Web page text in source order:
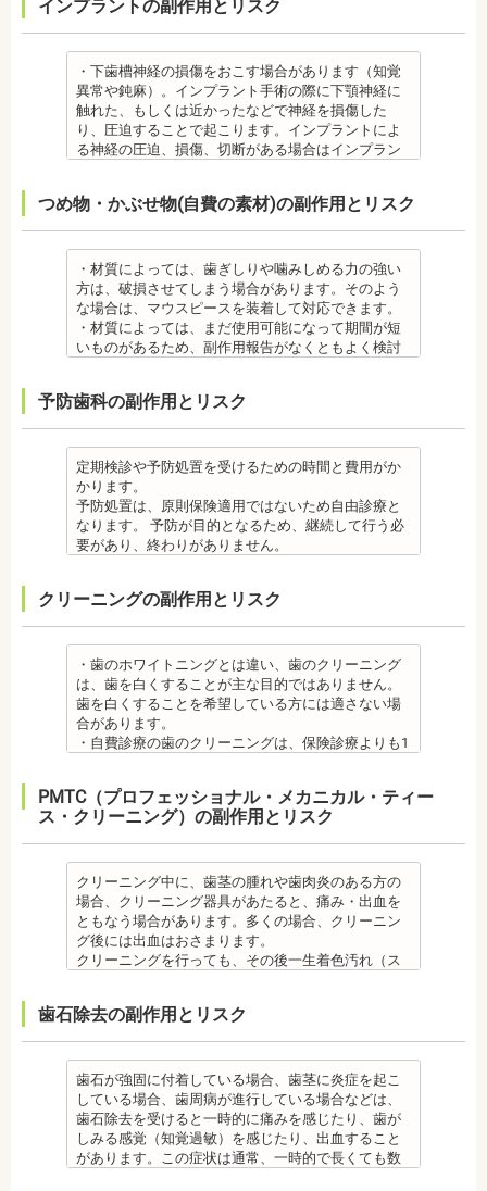
もあるため、心が起こることもあります。臓や血圧
は、頬を噛んだり、熱いものを飲んだりしてもわか
らないため、口腔内を傷つけるリスクがあります。
さらに、麻酔によって悪心、嘔吐、アレルギー反応
虫歯・歯周病 ・矯正治療中、矯正装置の周りなど、
ブラッシング（歯磨き）しにくい部分ができるた
め、虫歯や歯周炎のリスクが高くなります。
を歯科医師より受けて 、毎日丁寧なブラッシング、
のケアをすることも役立ちます。
・矯正中に虫歯が悪化した場合は、矯正終了後に虫
歯の治療をする、もしくは、矯正中に器具を一度外
して治療を行う必要が生じることがあります。
・基本的に、矯正中には虫歯や歯周病の治療が行え
ません。そのため矯正前にこれらの治療を終わらせ
合は、一般的な歯科医院で、事前に虫歯、歯周病の
治療を行う必要があることもあります。
す。その程度に個人差があります。
・矯正終了して数か月から数年経過すると噛み合わ
せが悪くなる可能性があります。噛み合わせが悪く
なると、咀嚼障害の場合は、噛み合わせの治療を行
います、頭痛、肩こりを招く事があります。また、
開かない、食事を噛むときに痛みが出る顎関節症を
発症する場合があります。
他にも自律神経失調症になることもあります。噛み
合わせが原因。
その他
・個人差がありますが子供にとって大きなストレス
になる場合があります。装置装着後もしっかりと状
況を聞いて話し合ってください。
・矯正中、頭痛、首や肩のこり、強い倦怠感、吐き
の場合は、鎮痛剤、吐き気止め等、歯科医師の指示
のもと服用してください。
・治療の経過と治療後の見た目に個人差が大きくあ
らわれる治療です。また、歯科医師との見解の相違
も起こりえます。歯科医師とよくご相談ください。
・矯正力が強すぎると、歯の根が短くなる「歯根吸
収」が起こるリスクが高くなります。
・歯や骨の状態、歯の動きを妨げる癖があった場
合、虫歯や歯周病の発生など、治療計画よりも治療
期間が長くなる場合があります。
あります。特に切歯（せっし：上下前歯各4本）、歯
の凸凹が大きい患者様の場合、発症する事がありま
す。
・顎の成長に合わせて歯並びを治していくため、一
時的に歯並びが悪い状態になることもあります。
・大人になってから再度矯正が必要になることがあ
ります。
・定期的な通院などにご協力いただけない場合、治
療の結果に差が出る場合があります。
科医師に相談しましょう。
いるため、金属アレルギーのある方、不安がある方
は、皮膚科で行われているパッチテストをうけて、
アレルギー材料を特定し、歯科医師に伝えてくださ
い。矯正装置を装着したあとに、皮膚や口腔の粘膜
にアレルギー症状が起きた場合は、速やかに歯科医
師の指示を仰いでください。
・矯正をしたい箇所に十分なスペースがない場合
・抜歯する場合は麻酔注射を行います。麻酔の中に
は、成分に心拍数、血圧を上げる作用があるものも
あるため、心臓や血圧に問題がある方が使用する
と、動悸、血圧上昇を起こす場合があります。ま
た、頬を噛んでもわからなかったり、熱いものを飲
んでもわからないため、口腔内を傷つけるリスクが
さらに、麻酔によって悪心、嘔吐、アレルギー反応
・矯正中、虫歯が悪化する場合があります。治療終
了後に虫歯の治療をする場合と器具を一度外して虫
歯の治療を行う場合があります。
・矯正治療中、矯正装置の周りなど、ブラッシング
（歯磨き）しにくい部分ができるため、虫歯や歯周
炎のリスクが高くなります。間食を控え、矯正治療
、毎日丁寧なブラッシング、歯を清潔にしてリスク
を抑えましょう。
・矯正中は、基本的に虫歯や歯周病の治療が行えな
いため、矯正前にこれらの治療を終わらせる必要が
あります。矯正専門の歯科の場合は、一般の歯科で
虫歯、歯周病の治療を行う必要もあります。
治療終了後
す。
・矯正終了して数か月から数年経過するとかみ合わ
せが悪くなる可能性があります。かみ合わせが悪く
なると、咀嚼障害、頭痛、肩こりを招く事がありま
す。
また、かみ合わせのバランスが崩れることで、口が
大きく開かない、食事を噛むときに痛みが出る顎関
節症を発症する場合があります。他にも自律神経失
調症になることもあります。かみ合わせが原因の場
合は、かみ合わせの治療を行います。 その他
気、不眠など不定愁訴が起こる場合がありますの
で、鎮痛剤、吐き気止め等、歯科医師の指示のもと
服用する場合があります。
・治療中と治療後の見た目に個人差が大きくあらわ
れる治療です。また、歯科医師との見解の相違も起
こりえます。歯科医師とよくご相談ください。
・矯正力が強すぎると、歯の根が短くなる「歯根吸
収」が起こるリスクが高くなります。
・歯や骨の状態、歯の動きを妨げる癖があった場
で対処する場合やその他の対処策を行う場合があり
ます。
・矯正装置を装着した直後や、ワイヤーを交換した
直後に痛みを感じることがありますが、数日でおさ
まる場合が多いです。また、冷たいものを飲んだと
きにしみる「知覚過敏」があらわれる場合がありま
すが、基本的には数日で改善されます。長期間痛む
場合は、歯科医師に相談しましょう。
いるため、金属アレルギーのある方、不安がある方
い。矯正装置を装着したあとに、皮膚や口腔の粘膜
にアレルギー症状が起きた場合は、速やかに歯科医
師の指示を仰いでください。
抜歯・麻酔
・矯正をしたい箇所に十分なスペースがない場合
は、抜歯を必要とする場合もあります。健康上問題
痛みを感じることもありますので、歯科医師の判断
ため、心臓や血圧に問題がある方が使用すると、動
悸、血圧上昇を起こす場合があります。また、頬を
噛んでもわからなかったり、熱いものを飲んでもわ
からないため、口腔内を傷つけるリスクがありま
す。さらに、麻酔によって悪心、嘔吐、アレルギー
反応が起こることもあります。
・矯正中、虫歯が悪化する場合があります。治療終
・矯正治療中、矯正装置の周りなど、ブラッシング
（歯磨き）しにくい部分ができるため、虫歯や歯周
炎のリスクが高くなります。間食を控え、矯正治療
中に合ったブラッシング指導を歯科医師より受けて
、毎日丁寧なブラッシング、歯を清潔にしてリスク
を抑えましょう。
ッ素塗布など、歯科医院でのケアも予防に役立ちま
す。
・矯正中は、虫歯や歯周病の治療が行えないため矯
病の治療を行う必要もあります。
治療終了後
・矯正終了後に噛み合わせが悪くなる可能性があり
ます。
噛み合わせが悪くなると、咀嚼障害、頭痛、肩こり
が崩れることで、口が大きく開かない、食事を噛む
ときに痛みが出る顎関節症を発症する場合がありま
す。他にも自律神経失調症になることもあります。
噛み合わせが原因の場合は、噛み合わせの治療を行
います。
・矯正終了後に矯正箇所が元に戻る場合もありま
す。
その他
・治したい部分の一部の歯並びにのみ対応できま
インプラントの副作用とリスク
・下歯槽神経の損傷をおこす場合があります（知覚
異常や鈍麻）。インプラント手術の際に下顎神経に
触れた、もしくは近かったなどで神経を損傷した
り、圧迫することで起こります。インプラントによ
る神経の圧迫、損傷、切断がある場合はインプラン
・上あごにインプラントを埋める際に、上顎洞を破
る場合があります。手術した時に感染が生じると蓄
膿症になる場合があります。この場合は、インプラ
ントを除去する場合もあります。また、蓄膿症の治
療には耳鼻咽喉科にて治療が必要な場合もありま
す。
・インプラントは、入れ歯の治療とは異なり、外科
手術を行う必要があります。手術により今までは何
けられない場合もあります。免疫力や抵抗力が低下
足りない方、喫煙者の方は、事前に生活習慣の改
善、治療が必要となる場合があります。
・インプラント術後すぐには違和感があったり、痛
み、腫れ、出血などが発生する場合がありますが、
これらの症状の多くについては一時的なもので、多
くの場合2～3日で治まります。
に穴をあけて人工の歯根を埋め込み、その上に人工
た、インプラントを埋め込む骨の厚みを増やす手術
を行う場合、さらに期間を要することになります。
・インプラント治療を受けると定期検診、メインテ
ナンスをし続けなければいけません。人工物である
インプラントが虫歯になることはありませんが、日
ごろから丁寧なメインテナンスが必要となります。
囲炎という病気にかかる可能性があります。インプ
ラントの機能をより長く維持するために、定期検診
異なり保険適用外となります。
・インプラント治療は、お子様、妊婦の方は受けら
れません。骨の成長途中になるお子様は、インプラ
ント治療はできません。痛み止め、抗生物質等を治
療に使用するため妊娠中、妊娠の可能性のある方、
授乳中の方は、インプラント治療はお控えくださ
・心臓の疾患、骨粗鬆症等、内科的にインプラント
治療に適さないケースもあります。また、普段服薬
・歯がない箇所のリカバリー治療ですが、その欠損
箇所のみの治療ではなく、全体のかみ合わせを提案
してくれる方針を選択するとよいでしょう。
・手術ではありますが、麻酔を行うため、手術中に
痛みを感じることは基本的にありません。
つめ物・かぶせ物(自費の素材)の副作用とリスク
・材質によっては、歯ぎしりや噛みしめる力の強い
方は、破損させてしまう場合があります。そのよう
な場合は、マウスピースを装着して対応できます。
・材質によっては、まだ使用可能になって期間が短
いものがあるため、副作用報告がなくともよく検討
・ジルコニア自体が割れてしまうのではなく、表面
を覆っているポーセレンというセラミックが割れて
しまうことのほうが多くあります。
原因のひとつとしては、ポーセレンというセラミッ
クとジルコニアの密着度が、セラミック同士との場
合や金属とセラミックとの場合に比べて、若干弱い
場合があるからです。他にも、激しい歯ぎしりをす
る人の場合、どうしてもセラミックの部分はジルコ
メタルセラミック
オールセラミック
・オールセラミック治療は、本数が多いと費用が高
額となる場合が多くあります。また、陶器であり強
度は低いため、奥歯には不向きです。前歯でも欠け
てしまうこともあるため、歯ぎしりのクセがある方
はマウスピースで保護する場合もあります。
はなく、デメリットもあるため、検討される方は、
歯科医師と十分に相談しましょう。
【プロフィール】
日本大学歯学部卒業
日本大学歯学部口腔外科第２講座大学院卒業
歯学博士（口腔外科学）
日本大学歯学部非常勤講師
社会福祉法人富士白苑理事
予防歯科の副作用とリスク
定期検診や予防処置を受けるための時間と費用がか
かります。
予防処置は、原則保険適用ではないため自由診療と
なります。 予防が目的となるため、継続して行う必
要があり、終わりがありません。
日本歯科大学新潟生命歯学部卒業
新潟大学医歯学総合病院にて研修
都内歯科医院にて勤務
クリーニングの副作用とリスク
・歯のホワイトニングとは違い、歯のクリーニング
は、歯を白くすることが主な目的ではありません。
歯を白くすることを希望している方には適さない場
合があります。
・自費診療の歯のクリーニングは、保険診療よりも1
・歯のクリーニングは、歯科医院によって「クリー
ニング」と書いているところと「PMTC」と書いてい
るところがあります。PMTCは専用の機器が用いられ
るのに対し、クリーニングは歯科医院によっては歯
石を落とすスケーリングの場合や、PMTCの場合もあ
るので、事前に内容を確認されるとよいでしょう。
監修医情報 医療法人社団日坂会 理事長 日坂充
宏先生
【プロフィール】
歯学博士（口腔外科学）
PMTC（プロフェッショナル・メカニカル・ティー
ス・クリーニング）の副作用とリスク
クリーニング中に、歯茎の腫れや歯肉炎のある方の
場合、クリーニング器具があたると、痛み・出血を
ともなう場合があります。多くの場合、クリーニン
グ後には出血はおさまります。
クリーニングを行っても、その後一生着色汚れ（ス
す。また、歯科のクリーニングだけでは、虫歯や歯
周病の予防にはなりません。
毎日のブラッシングなどは継続して行う必要があり
ます。
備考
自宅で、歯磨きをしていても、落とすことの出来な
い汚れや、歯石の元となる歯垢・バイオフィルムを
歯科で専門の機器・技術によって除去する技術で
歯石除去の副作用とリスク
歯石が強固に付着している場合、歯茎に炎症を起こ
している場合、歯周病が進行している場合などは、
歯石除去を受けると一時的に痛みを感じたり、歯が
しみる感覚（知覚過敏）を感じたり、出血すること
があります。この症状は通常、一時的で長くても数